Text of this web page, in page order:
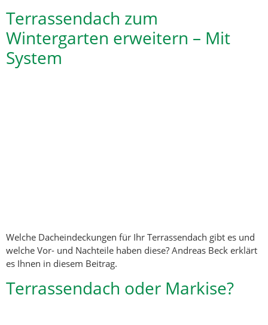
Terrassendach zum
Wintergarten erweitern – Mit
System
Welche Dacheindeckungen für Ihr Terrassendach gibt es und
welche Vor- und Nachteile haben diese? Andreas Beck erklärt
es Ihnen in diesem Beitrag.
Terrassendach oder Markise?